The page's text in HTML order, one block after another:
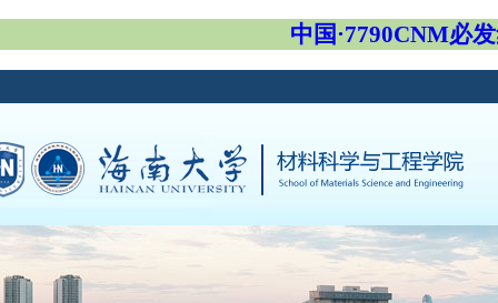
中国·7790CNM必